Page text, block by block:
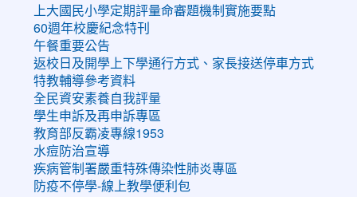
上大國民小學定期評量命審題機制實施要點
60週年校慶紀念特刊
午餐重要公告
返校日及開學上下學通行方式、家長接送停車方式
特教輔導參考資料
全民資安素養自我評量
學生申訴及再申訴專區
教育部反霸凌專線1953
水痘防治宣導
疾病管制署嚴重特殊傳染性肺炎專區
防疫不停學-線上教學便利包